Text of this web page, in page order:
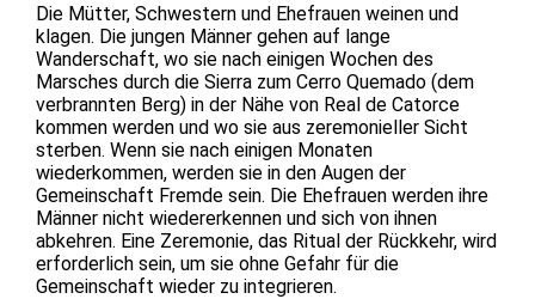
Die Mütter, Schwestern und Ehefrauen weinen und
klagen. Die jungen Männer gehen auf lange
Wanderschaft, wo sie nach einigen Wochen des
Marsches durch die Sierra zum Cerro Quemado (dem
verbrannten Berg) in der Nähe von Real de Catorce
kommen werden und wo sie aus zeremonieller Sicht
sterben. Wenn sie nach einigen Monaten
wiederkommen, werden sie in den Augen der
Gemeinschaft Fremde sein. Die Ehefrauen werden ihre
Männer nicht wiedererkennen und sich von ihnen
abkehren. Eine Zeremonie, das Ritual der Rückkehr, wird
erforderlich sein, um sie ohne Gefahr für die
Gemeinschaft wieder zu integrieren.